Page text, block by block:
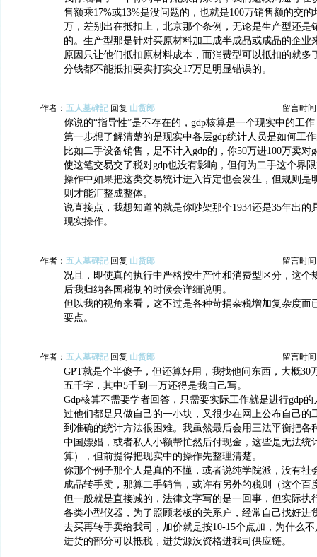
售额乘17%或13%是没问题的，也就是100万销售额的交的
万，差别出在抵扣上，北京那个条例，无论是生产型还是
的。生产型那是针对买原材料加工成半成品或成品的企业
原因只让他们抵扣原材料成本，而消费型可以抵扣的就多
分钱都不能抵扣要实打实交17万是明显错误的。
作者： 五人墓碑記 回复 山货郎 留言时间
你说的“指导性”是不存在的，gdp核算是一个现实中的工
第一步想了解清楚的是现实中各层gdp统计人员是如何工
比如二手设备销售，是不计入gdp的，你50万进100万卖对
使这笔交易交了税对gdp也没有影响，但何为二手这个界
操作中如果把这类交易统计进入肯定也会发生，但规则是
则才能汇整成整体。
说直接点，我想知道的就是你吵架那个1934还是35年出的
现实操作。
作者： 五人墓碑記 回复 山货郎 留言时间
况且，即使真的执行中严格按生产性和消费型区分，这个
后我归纳各国税制的时候会详细说明。
但以我的视角来看，这不过是各种苛捐杂税增加复杂度而
要点。
作者： 五人墓碑記 回复 山货郎 留言时间
GPT就是个半傻子，但还算好用，我找他问东西，大概30
五千字，其中5千到一万还得是我自己写。
Gdp核算不需要学者回答，只需要实际工作就是进行gdp
过他们都是只做自己的一小块，又很少在网上公布自己的
到准确的统计方法很困难。我虽然最后会用三法平衡把各
中国嫖娼，或者私人小额帮忙然后付现金，这些是无法统
算），但前提得把现实中的操作先整理清楚。
你那个例子那个人是真的不懂，或者说纯学院派，没有社
成品转手卖，那算二手销售，或许有另外的税则（这个百
但一般就是直接减的，法律文字写的是一回事，但实际执
各类小型仪器，为了照顾老板的关系户，经常自己找好进
去买再转手卖给我司，加价就是按10-15个点加，为什么
进货的部分可以抵税，进货源没资格进我司供应链。